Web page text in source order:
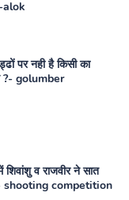
alok
पर नही है किसी का
?- golumber
शिवांशु व राजवीर ने सात
shooting competition